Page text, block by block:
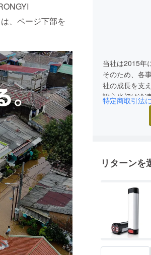
、ページ下部を
当社は2015年
そのため、各
社の成長を支
設立当初は冷
需要を把握す
入れ・供給ル
特定商取引法
リターンを